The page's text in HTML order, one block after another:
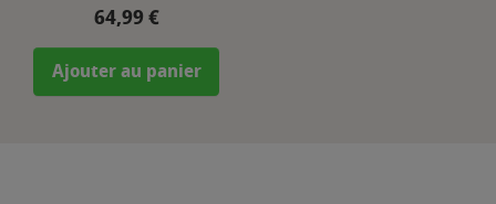
Prix
64,99 €
Ajouter au panier